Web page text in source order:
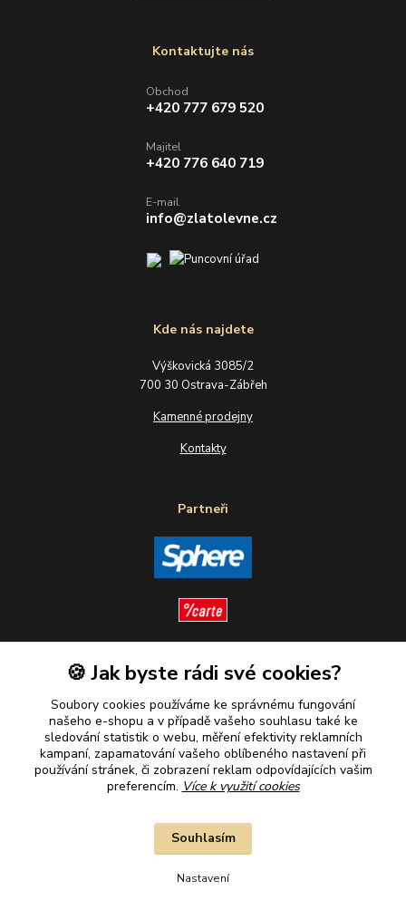
Kde nás najdete
Výškovická 3085/2
700 30 Ostrava-Zábřeh
Kamenné prodejny
Kontakty
Partneři
Sledujte nás
Plaťte u nás bezpečně
Kontaktujte nás
Obchod
+420 777 679 520
Majitel
+420 776 640 719
E-mail
info@zlatolevne.cz
🍪 Jak byste rádi své cookies?
Soubory cookies používáme ke správnému fungování
našeho e-shopu a v případě vašeho souhlasu také ke
sledování statistik o webu, měření efektivity reklamních
kampaní, zapamatování vašeho oblíbeného nastavení při
používání stránek, či zobrazení reklam odpovídajících vašim
preferencím. Více k využití cookies
Nastavení
Souhlasím